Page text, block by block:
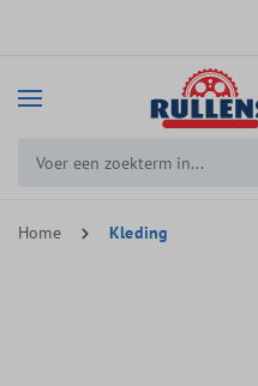
Home Kleding